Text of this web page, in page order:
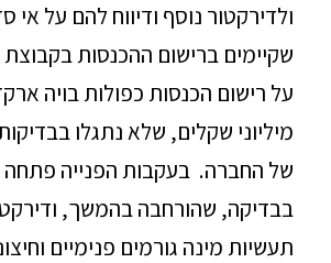
ולדירקטור נוסף ודיווח להם על אי
שקיימים ברישום ההכנסות בקבוצת
על רישום הכנסות כפולות בויה
מיליוני שקלים, שלא נתגלו
של החברה. בעקבות הפנייה
בבדיקה, שהורחבה בהמשך,
תעשיות מינה גורמים פנימיים